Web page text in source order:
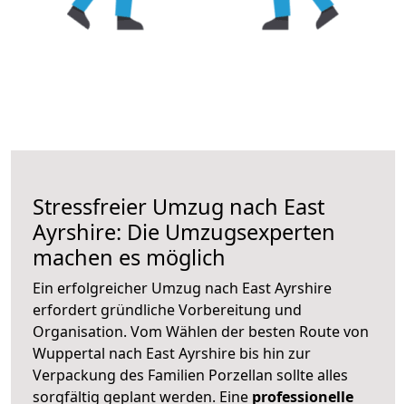
Stressfreier Umzug nach East
Ayrshire: Die Umzugsexperten
machen es möglich
Ein erfolgreicher Umzug nach East Ayrshire
erfordert gründliche Vorbereitung und
Organisation. Vom Wählen der besten Route von
Wuppertal nach East Ayrshire bis hin zur
Verpackung des Familien Porzellan sollte alles
sorgfältig geplant werden. Eine professionelle